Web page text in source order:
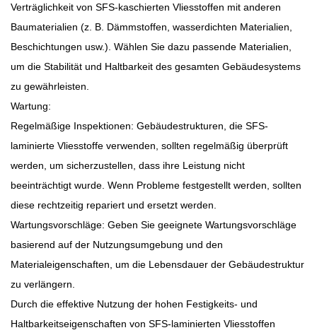
Verträglichkeit von SFS-kaschierten Vliesstoffen mit anderen
Baumaterialien (z. B. Dämmstoffen, wasserdichten Materialien,
Beschichtungen usw.). Wählen Sie dazu passende Materialien,
um die Stabilität und Haltbarkeit des gesamten Gebäudesystems
zu gewährleisten.
Wartung:
Regelmäßige Inspektionen: Gebäudestrukturen, die SFS-
laminierte Vliesstoffe verwenden, sollten regelmäßig überprüft
werden, um sicherzustellen, dass ihre Leistung nicht
beeinträchtigt wurde. Wenn Probleme festgestellt werden, sollten
diese rechtzeitig repariert und ersetzt werden.
Wartungsvorschläge: Geben Sie geeignete Wartungsvorschläge
basierend auf der Nutzungsumgebung und den
Materialeigenschaften, um die Lebensdauer der Gebäudestruktur
zu verlängern.
Durch die effektive Nutzung der hohen Festigkeits- und
Haltbarkeitseigenschaften von SFS-laminierten Vliesstoffen